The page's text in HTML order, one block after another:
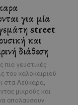
για μία
street
και
διάθεση
πιο γευστικές
του καλοκαιριού
στα Λεύκαρα,
μικρούς και
απολαύσουν